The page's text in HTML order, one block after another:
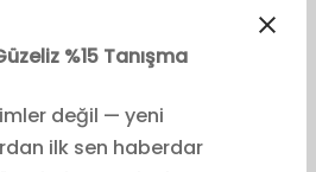
ile yaşamı dönüştürebilmeyi
endüstrisinde iyi, kapsayıcı
inşa etmek ve insanın doğa ile